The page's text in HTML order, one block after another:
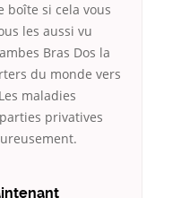
boîte si cela vous
les aussi vu
Bras Dos la
du monde vers
maladies
privatives